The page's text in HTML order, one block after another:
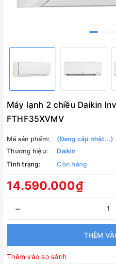
Máy lạnh 2 chiều Daikin
FTHF35XVMV
Mã sản phẩm:
(Đang cập nhật...)
Thương hiệu:
Daikin
Tình trạng:
Còn hàng
14.590.000₫
–
THÊM
Thêm vào so sánh